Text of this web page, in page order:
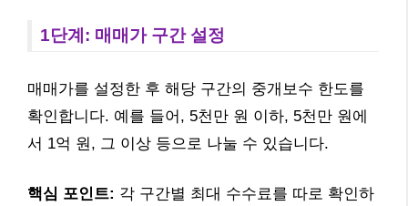
1단계: 매매가 구간 설정
매매가를 설정한 후 해당 구간의 중개보수 한도를
확인합니다. 예를 들어, 5천만 원 이하, 5천만 원에
서 1억 원, 그 이상 등으로 나눌 수 있습니다.
핵심 포인트: 각 구간별 최대 수수료를 따로 확인하